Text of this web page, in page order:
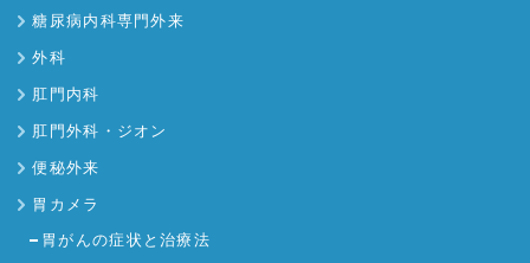
糖尿病内科専門外来
外科
肛門内科
肛門外科・ジオン
便秘外来
胃カメラ
胃がんの症状と治療法